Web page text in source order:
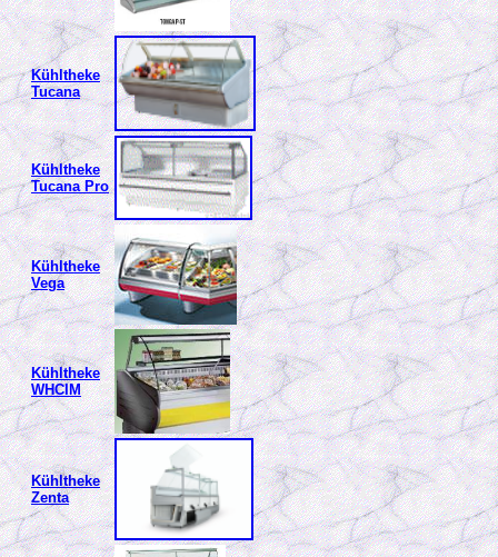
Kühltheke
Tucana
Kühltheke
Tucana Pro
Kühltheke
Vega
Kühltheke
WHCIM
Kühltheke
Zenta